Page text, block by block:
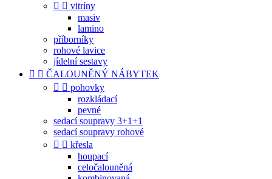
  vitríny
masiv
lamino
příborníky
rohové lavice
jídelní sestavy
  ČALOUNĚNÝ NÁBYTEK
  pohovky
rozkládací
pevné
sedací soupravy 3+1+1
sedací soupravy rohové
  křesla
houpací
celočalouněná